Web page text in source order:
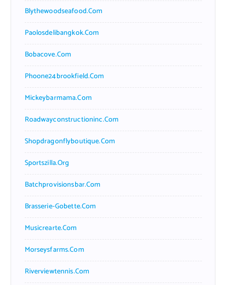
Blythewoodseafood.com
Paolosdelibangkok.com
Bobacove.com
Phoone24brookfield.com
Mickeybarmama.com
Roadwayconstructioninc.com
Shopdragonflyboutique.com
Sportszilla.org
Batchprovisionsbar.com
Brasserie-Gobette.com
Musicrearte.com
Morseysfarms.com
Riverviewtennis.com